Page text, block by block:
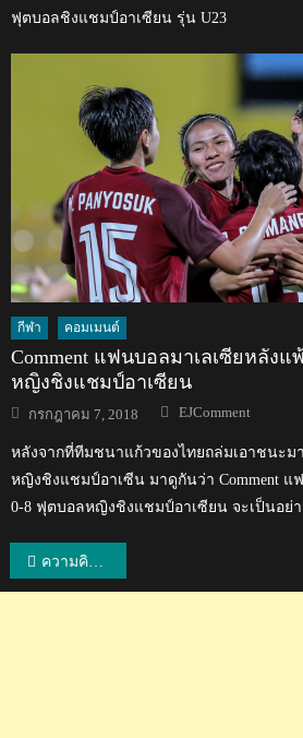
ฟุตบอลชิงแชมป์อาเซียน รุ่น U23
กีฬา คอมเมนต์
Comment แฟนบอลมาเลเซียหลัง
หญิงชิงแชมป์อาเซียน
Posted
on
กรกฎาคม 7, 2018 Author
EJComment
หลังจากที่ทีมชนาแก้วของไทยถล่มเอาชนะม
หญิงชิงแชมป์อาเซีน มาดูกันว่า Comment แ
0-8 ฟุตบอลหญิงชิงแชมป์อาเซียน จะเป็นอย่า
แนะแนว
ความคิดเห็นชาวจีนเกี่ยวกับโฆษณาลดการใช้ถุงพลาสติกของไทย